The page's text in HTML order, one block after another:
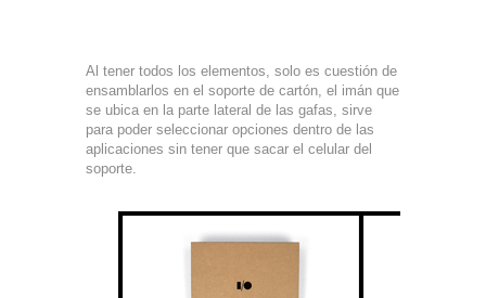
Al tener todos los elementos, solo es cuestión de
ensamblarlos en el soporte de cartón, el imán que
se ubica en la parte lateral de las gafas, sirve
para poder seleccionar opciones dentro de las
aplicaciones sin tener que sacar el celular del
soporte.